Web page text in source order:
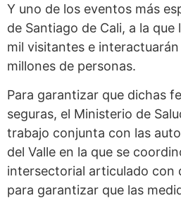
Y uno de los eventos más
de Santiago de Cali, a la
mil visitantes e interactuarán
millones de personas.
Para garantizar que dichas
seguras, el Ministerio de
trabajo conjunta con las
del Valle en la que se
intersectorial articulado con
para garantizar que las